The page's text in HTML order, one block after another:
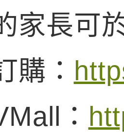
家長可
購：
：